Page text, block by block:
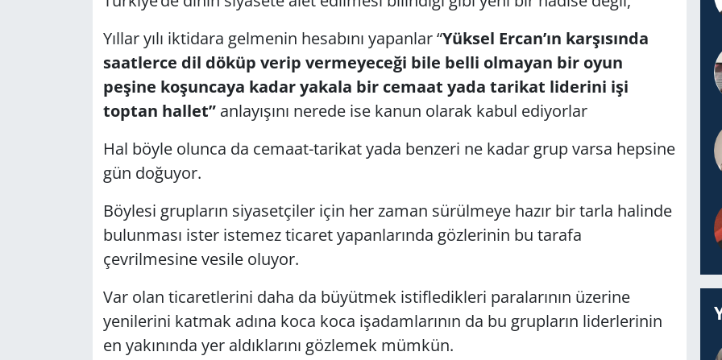
Yıllar yılı iktidara gelmenin hesabını yapanlar “Yüksel Ercan’ın karşısında
saatlerce dil döküp verip vermeyeceği bile belli olmayan bir oyun
peşine koşuncaya kadar yakala bir cemaat yada tarikat liderini işi
toptan hallet”anlayışını nerede ise kanun olarak kabul ediyorlar
Hal böyle olunca da cemaat-tarikat yada benzeri ne kadar grup varsa hepsine
gün doğuyor.
Böylesi grupların siyasetçiler için her zaman sürülmeye hazır bir tarla halinde
bulunması ister istemez ticaret yapanlarında gözlerinin bu tarafa
çevrilmesine vesile oluyor.
Var olan ticaretlerini daha da büyütmek istifledikleri paralarının üzerine
yenilerini katmak adına koca koca işadamlarının da bu grupların liderlerinin
en yakınında yer aldıklarını gözlemek mümkün.
GÜNDEM
HABERDE İNSAN
KÜLTÜR SANAT
MAGAZİN
RESMİ İLANLAR